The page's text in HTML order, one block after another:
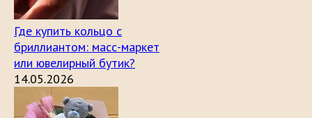
Где купить кольцо с
бриллиантом: масс-маркет
или ювелирный бутик?
14.05.2026